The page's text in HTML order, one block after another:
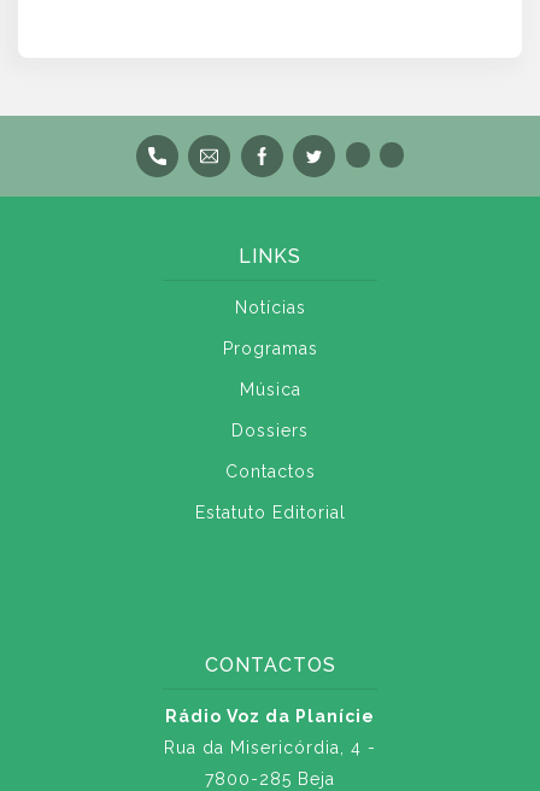
LINKS
Notícias
Programas
Música
Dossiers
Contactos
Estatuto Editorial
CONTACTOS
Rádio Voz da Planície
Rua da Misericórdia, 4 -
7800-285 Beja